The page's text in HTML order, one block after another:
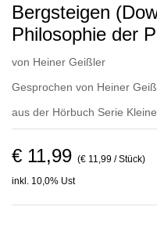
Bergsteigen
Philosophie der
von Heiner Geißler
Gesprochen von Heiner
aus der Hörbuch Serie
€ 11,99 (€ 11,99 / Stück)
inkl. 10,0% Ust